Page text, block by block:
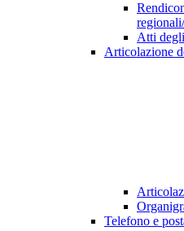
Atti
Articolazione
Telefono e